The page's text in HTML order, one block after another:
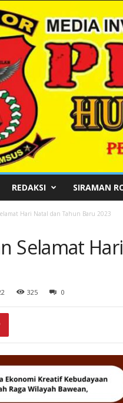
REDAKSI SIRAMAN
Hari Natal dan Tahun Baru 2023
Selamat
325 0